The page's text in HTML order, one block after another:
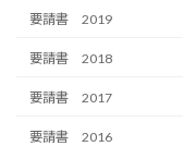
要請書 2019
要請書 2018
要請書 2017
要請書 2016